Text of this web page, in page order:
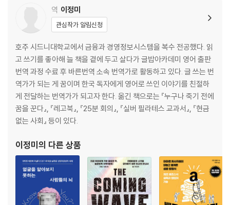
채권
결론
감사의 말
주석
역 이정미
관심작가 알림신청
호주 시드니대학교에서 금융과 경영정보시스템을 복수 전공했다. 읽
고 쓰기를 좋아해 늘 책을 곁에 두고 살다가 글밥아카데미 영어 출판
번역 과정 수료 후 바른번역 소속 번역가로 활동하고 있다. 글 쓰는 번
역가가 되는 게 꿈이며 한국 독자에게 영어로 쓰인 이야기를 친절하
게 전달하는 번역가가 되고자 한다. 옮긴 책으로는 『누구나 죽기 전에
꿈을 꾼다』, 『레고북』, 『25분 회의』, 『실버 필라테스 교과서』, 『현금
없는 사회』 등이 있다.
이정미 의 다른 상품